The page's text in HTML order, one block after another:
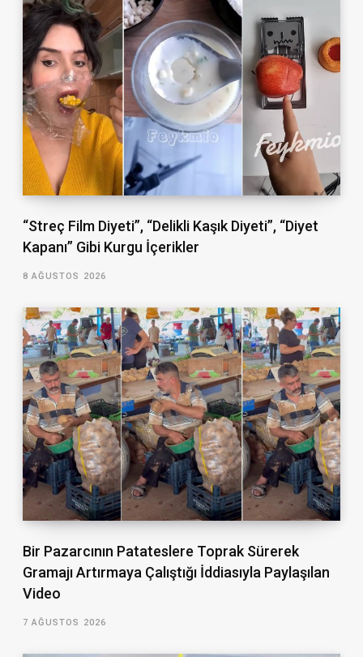
“Streç Film Diyeti”, “Delikli Kaşık Diyeti”, “Diyet
Kapanı” Gibi Kurgu İçerikler
8 AĞUSTOS 2026
Bir Pazarcının Patateslere Toprak Sürerek
Gramajı Artırmaya Çalıştığı İddiasıyla Paylaşılan
Video
7 AĞUSTOS 2026